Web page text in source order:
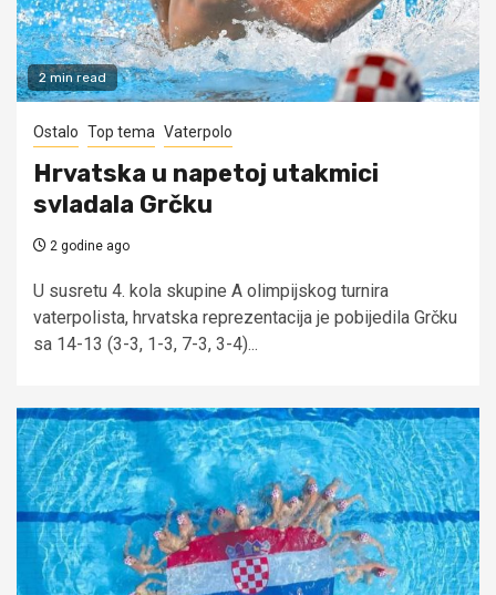
2 min read
Ostalo Top tema Vaterpolo
Hrvatska u napetoj utakmici
svladala Grčku
2 godine ago
U susretu 4. kola skupine A olimpijskog turnira
vaterpolista, hrvatska reprezentacija je pobijedila Grčku
sa 14-13 (3-3, 1-3, 7-3, 3-4)...